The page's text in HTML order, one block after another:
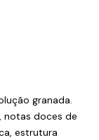
granada.
notas doces de
estrutura